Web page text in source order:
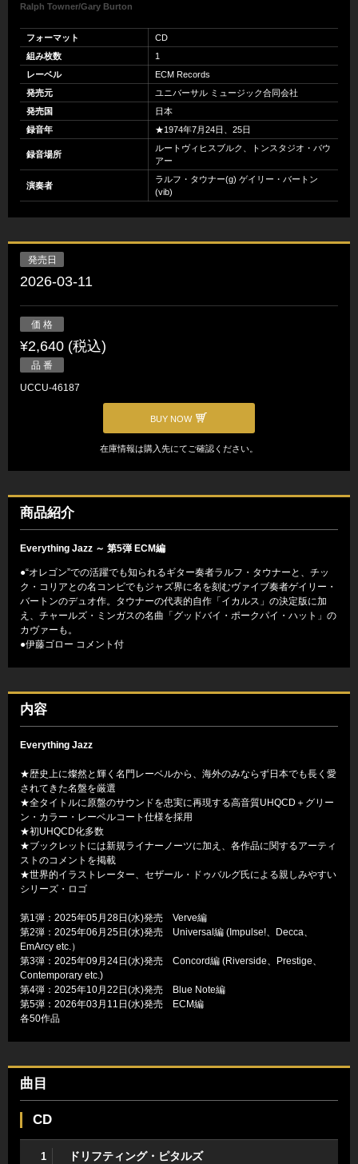
Ralph Towner/Gary Burton
フォーマット
CD
組み枚数
1
レーベル
ECM Records
発売元
ユニバーサル ミュージック合同会社
発売国
日本
録音年
★1974年7月24日、25日
録音場所
ルートヴィヒスブルク、トンスタジオ・バウ
アー
演奏者
ラルフ・タウナー(g) ゲイリー・バートン
(vib)
発売日
2026-03-11
価 格
¥2,640 (税込)
品 番
UCCU-46187
BUY NOW
在庫情報は購入先にてご確認ください。
商品紹介
Everything Jazz ～ 第5弾 ECM編
●“オレゴン”での活躍でも知られるギター奏者ラルフ・タウナーと、チッ
ク・コリアとの名コンビでもジャズ界に名を刻むヴァイブ奏者ゲイリー・
バートンのデュオ作。タウナーの代表的自作「イカルス」の決定版に加
え、チャールズ・ミンガスの名曲「グッドバイ・ポークパイ・ハット」の
カヴァーも。
●伊藤ゴロー コメント付
内容
Everything Jazz
★歴史上に燦然と輝く名門レーベルから、海外のみならず日本でも長く愛
されてきた名盤を厳選
★全タイトルに原盤のサウンドを忠実に再現する高音質UHQCD＋グリー
ン・カラー・レーベルコート仕様を採用
★初UHQCD化多数
★ブックレットには新規ライナーノーツに加え、各作品に関するアーティ
ストのコメントを掲載
★世界的イラストレーター、セザール・ドゥバルグ氏による親しみやすい
シリーズ・ロゴ
第1弾：2025年05月28日(水)発売 Verve編
第2弾：2025年06月25日(水)発売 Universal編 (Impulse!、Decca、
EmArcy etc.）
第3弾：2025年09月24日(水)発売 Concord編 (Riverside、Prestige、
Contemporary etc.)
第4弾：2025年10月22日(水)発売 Blue Note編
第5弾：2026年03月11日(水)発売 ECM編
各50作品
曲目
CD
1 ドリフティング・ピタルズ